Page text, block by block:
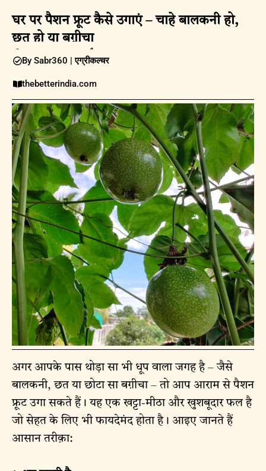
घर पर पैशन फ्रूट कैसे उगाएं – चाहे बालकनी हो,
छत हो या बग़ीचा
09 अप्रैल 2025
By Sabr360 |एग्रीकल्चर
thebetterindia.com
अगर आपके पास थोड़ा सा भी धूप वाला जगह है – जैसे
बालकनी, छत या छोटा सा बग़ीचा – तो आप आराम से पैशन
फ्रूट उगा सकते हैं। यह एक खट्टा-मीठा और खुशबूदार फल है
जो सेहत के लिए भी फायदेमंद होता है। आइए जानते हैं
आसान तरीक़ा: